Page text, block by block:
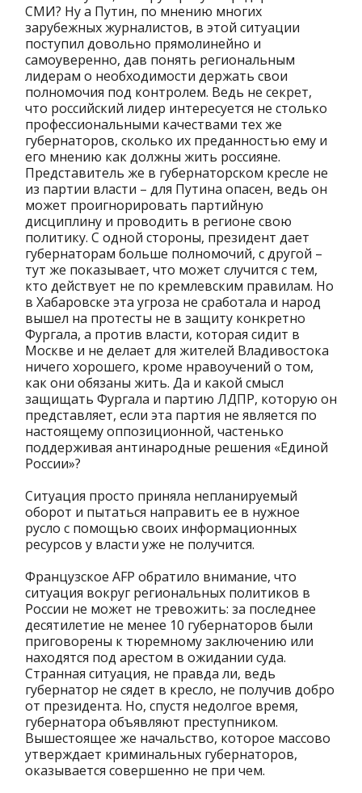
СМИ? Ну а Путин, по мнению многих
зарубежных журналистов, в этой ситуации
поступил довольно прямолинейно и
самоуверенно, дав понять региональным
лидерам о необходимости держать свои
полномочия под контролем. Ведь не секрет,
что российский лидер интересуется не столько
профессиональными качествами тех же
губернаторов, сколько их преданностью ему и
его мнению как должны жить россияне.
Представитель же в губернаторском кресле не
из партии власти – для Путина опасен, ведь он
может проигнорировать партийную
дисциплину и проводить в регионе свою
политику. С одной стороны, президент дает
губернаторам больше полномочий, с другой –
тут же показывает, что может случится с тем,
кто действует не по кремлевским правилам. Но
в Хабаровске эта угроза не сработала и народ
вышел на протесты не в защиту конкретно
Фургала, а против власти, которая сидит в
Москве и не делает для жителей Владивостока
ничего хорошего, кроме нравоучений о том,
как они обязаны жить. Да и какой смысл
защищать Фургала и партию ЛДПР, которую он
представляет, если эта партия не является по
настоящему оппозиционной, частенько
поддерживая антинародные решения «Единой
России»?
Ситуация просто приняла непланируемый
оборот и пытаться направить ее в нужное
русло с помощью своих информационных
ресурсов у власти уже не получится.
Французское AFP обратило внимание, что
ситуация вокруг региональных политиков в
России не может не тревожить: за последнее
десятилетие не менее 10 губернаторов были
приговорены к тюремному заключению или
находятся под арестом в ожидании суда.
Странная ситуация, не правда ли, ведь
губернатор не сядет в кресло, не получив добро
от президента. Но, спустя недолгое время,
губернатора объявляют преступником.
Вышестоящее же начальство, которое массово
утверждает криминальных губернаторов,
оказывается совершенно не при чем.